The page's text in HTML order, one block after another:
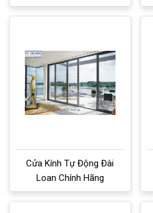
Cửa Kính Tự Động Đài
Loan Chính Hãng